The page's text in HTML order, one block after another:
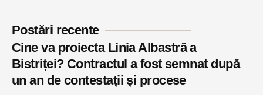
Postări recente
Cine va proiecta Linia Albastră a
Bistriței? Contractul a fost semnat după
un an de contestații și procese